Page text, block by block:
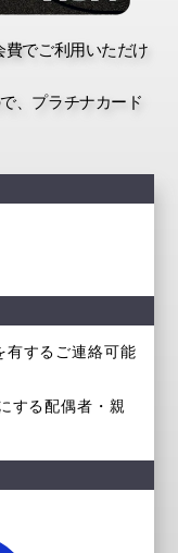
費でご利用いただけ
、プラチナカード
有するご連絡可能
する配偶者・親